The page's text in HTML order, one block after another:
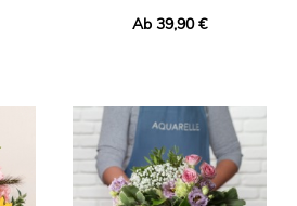
Ab 39,90 €